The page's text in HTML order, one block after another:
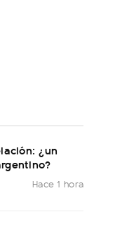
¿un
Hace 1 hora